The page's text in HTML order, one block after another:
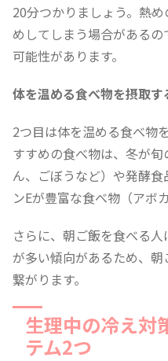
20分つかりましょう。熱
めしてしまう場合がある
可能性があります。
体を温める食べ物を摂取す
2つ目は体を温める食べ物
すすめの食べ物は、冬が
ん、ごぼうなど）や発酵
ンEが豊富な食べ物（アボ
さらに、朝ご飯を食べる
が多い傾向があるため、
繋がります。
生理中の冷え対
テム2つ